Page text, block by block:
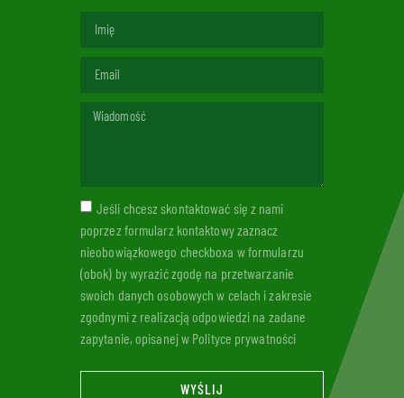
Jeśli chcesz skontaktować się z nami
poprzez formularz kontaktowy zaznacz
nieobowiązkowego checkboxa w formularzu
(obok) by wyrazić zgodę na przetwarzanie
swoich danych osobowych w celach i zakresie
zgodnymi z realizacją odpowiedzi na zadane
zapytanie, opisanej w Polityce prywatności
WYŚLIJ